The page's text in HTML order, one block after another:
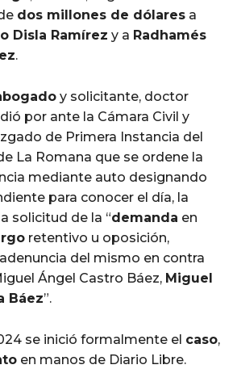
dos millones de dólares a
Disla Ramírez y a Radhamés
.
y solicitante, doctor
por ante la Cámara Civil y
de Primera Instancia del
La Romana que se ordene la
mediante auto designando
para conocer el día, la
solicitud de la “demanda en
retentivo u oposición,
del mismo en contra
Ángel Castro Báez, Miguel
Báez”.
se inició formalmente el caso,
en manos de Diario Libre.